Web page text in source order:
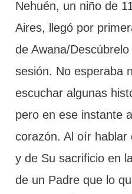
Nehuén, un niño de
Aires, llegó por
de Awana/
sesión. No esperaba
escuchar algunas
pero en ese instante
corazón. Al oír
y de Su sacrificio en
de un Padre que lo